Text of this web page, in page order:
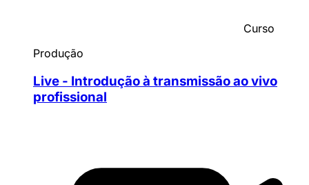
Curso
Produção
Live - Introdução à transmissão ao vivo
profissional